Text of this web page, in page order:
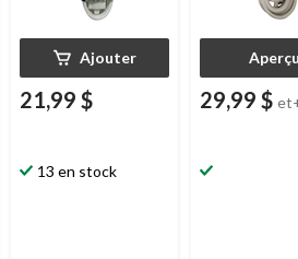
Ajouter
21,99 $
13 en stock
29,99 $